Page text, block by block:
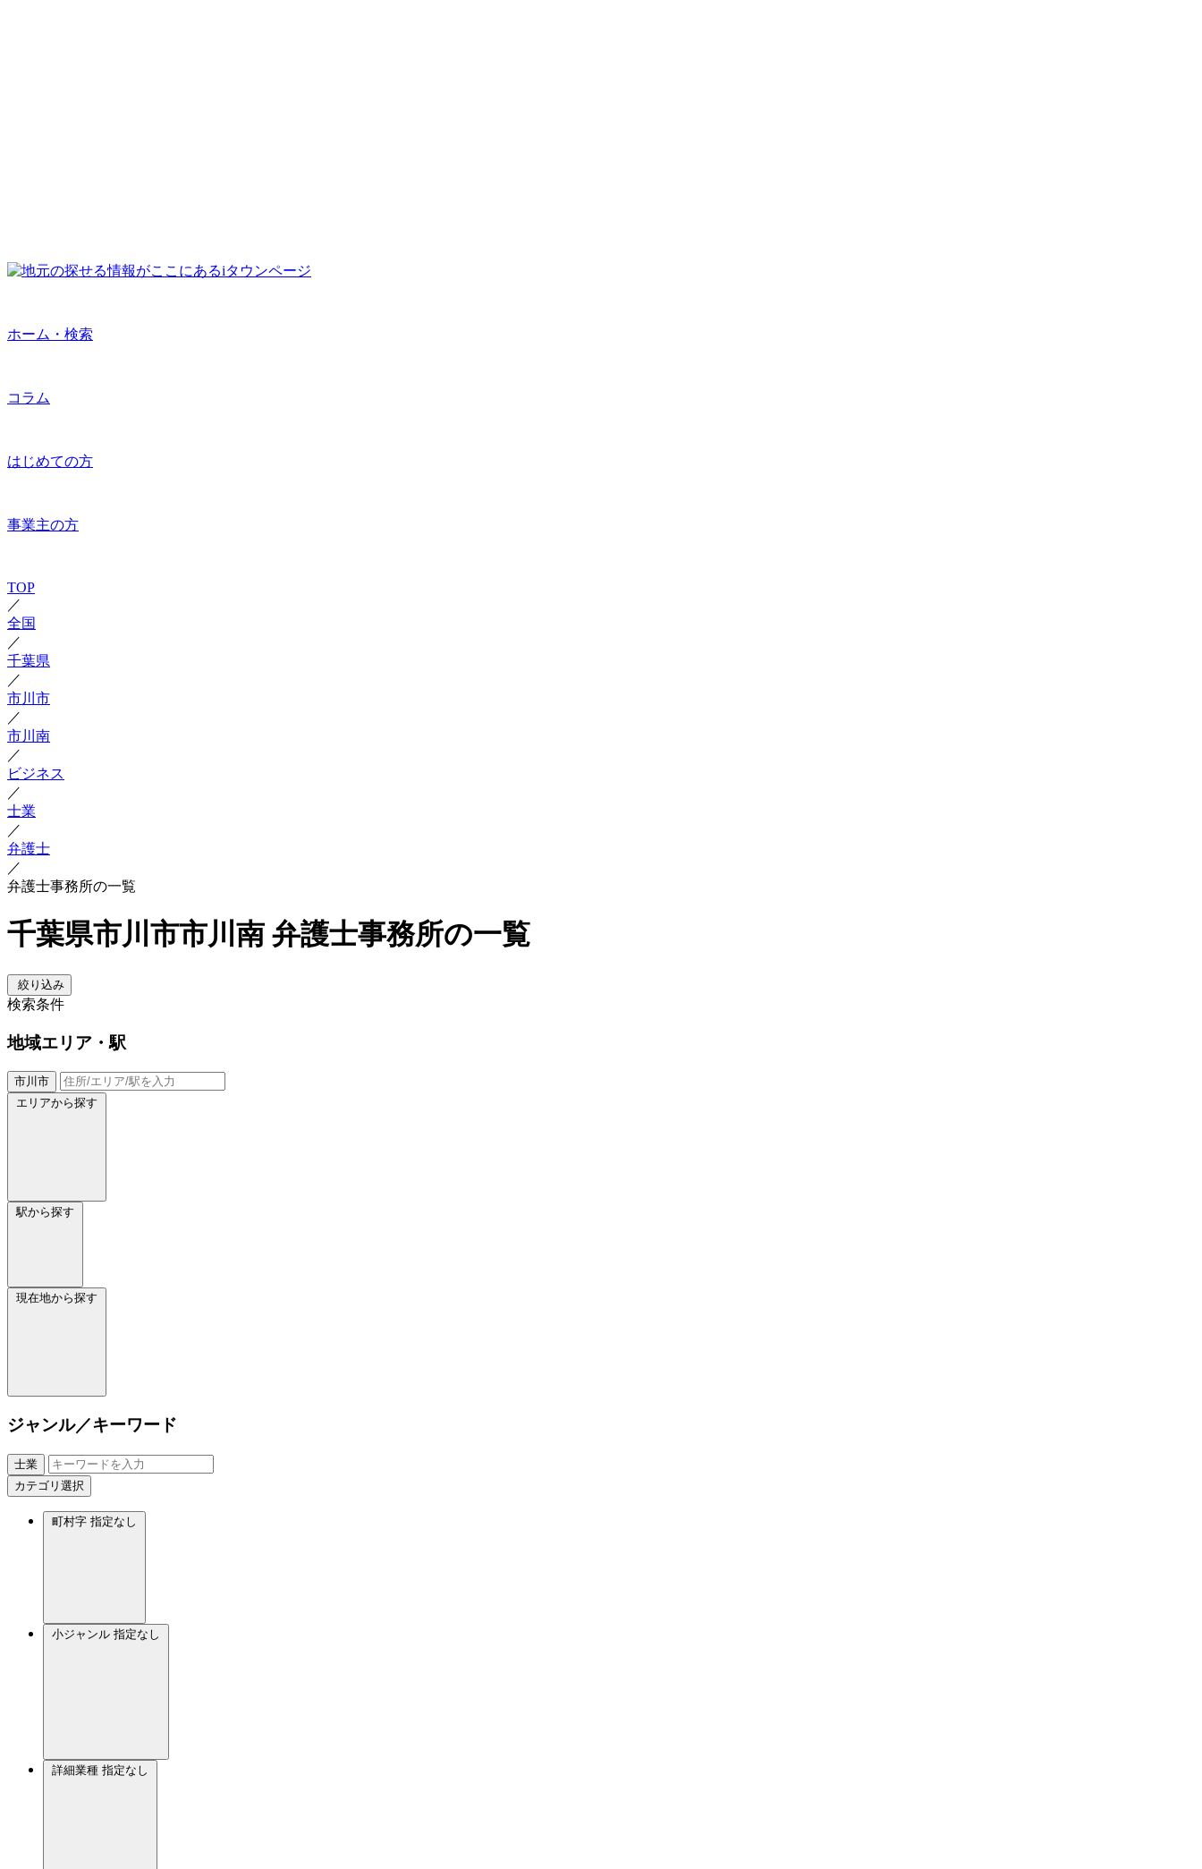
ホーム・検索
コラム
はじめての方
事業主の方
TOP
／
全国
／
千葉県
／
市川市
／
市川南
／
ビジネス
／
士業
／
弁護士
／
弁護士事務所の一覧
千葉県市川市市川南 弁護士事務所の一覧
絞り込み
検索条件
地域エリア・駅
市川市
エリアから探す
駅から探す
現在地から探す
ジャンル／キーワード
士業
カテゴリ選択
町村字 指定なし
小ジャンル 指定なし
詳細業種 指定なし